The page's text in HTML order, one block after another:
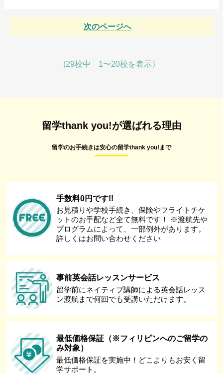
次のページへ
(29校中 1〜20校を表示）
留学thank you!が選ばれる理由
留学のお手続きは安心の留学thank you!まで
手数料0円です!!
お見積りや学校手続き、保険やフライトチケ
ットのお手配など全て無料です！ ※渡航先や
プログラムによって、一部例外があります。
詳しくはお問い合わせください
事前英会話レッスンサービス
留学前にネイティブ講師による英会話レッス
ン渡航まで何回でも受講いただけます。
最低価格保証（※フィリピンへのご留学の
み対象）
最低価格保証を実施中！どこよりもお安く留
学サポート。